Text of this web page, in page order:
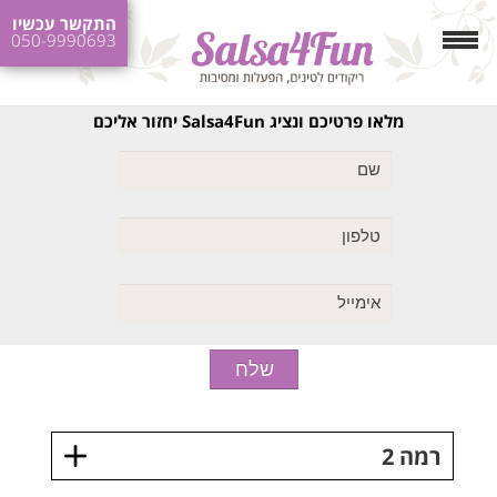
התקשר עכשיו
050-9990693
מלאו פרטיכם ונציג Salsa4Fun יחזור אליכם
רמה 2